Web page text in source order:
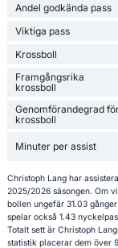
Andel godkända pass
Viktiga pass
Krossboll
Framgångsrika
krossboll
Genomförandegrad
krossboll
Minuter per assist
Christoph Lang har
2025/2026 säsongen. Om
bollen ungefär 31.03
spelar också 1.43
Totalt sett är Christoph
statistik placerar dem över